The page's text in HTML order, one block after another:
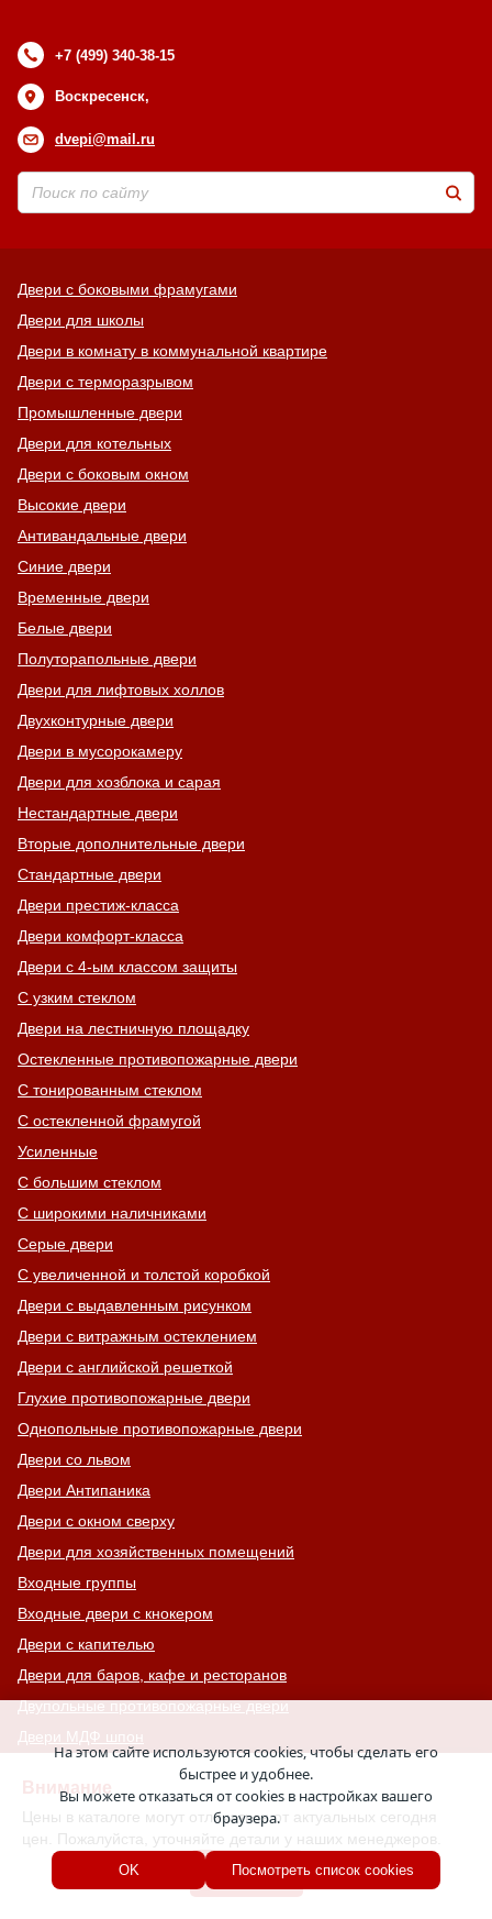
Внимание
Цены в каталоге могут отличаться от актуальных сегодня
цен. Пожалуйста, уточняйте детали у наших менеджеров.
Хорошо
+7 (499) 340-38-15
Воскресенск,
dvepi@mail.ru
Двери с боковыми фрамугами
Двери для школы
Двери в комнату в коммунальной квартире
Двери с терморазрывом
Промышленные двери
Двери для котельных
Двери с боковым окном
Высокие двери
Антивандальные двери
Синие двери
Временные двери
Белые двери
Полуторапольные двери
Двери для лифтовых холлов
Двухконтурные двери
Двери в мусорокамеру
Двери для хозблока и сарая
Нестандартные двери
Вторые дополнительные двери
Стандартные двери
Двери престиж-класса
Двери комфорт-класса
Двери с 4-ым классом защиты
С узким стеклом
Двери на лестничную площадку
Остекленные противопожарные двери
С тонированным стеклом
С остекленной фрамугой
Усиленные
С большим стеклом
С широкими наличниками
Серые двери
С увеличенной и толстой коробкой
Двери с выдавленным рисунком
Двери с витражным остеклением
Двери с английской решеткой
Глухие противопожарные двери
Однопольные противопожарные двери
Двери со львом
Двери Антипаника
Двери с окном сверху
Двери для хозяйственных помещений
Входные группы
Входные двери с кнокером
Двери с капителью
Двери для баров, кафе и ресторанов
Двупольные противопожарные двери
Двери МДФ шпон
Двери с шумоизоляцией
Противопожарные ворота с калиткой
Двери на террасу
Глухие противопожарные люки
На этом сайте используются cookies, чтобы сделать его
быстрее и удобнее.
Вы можете отказаться от cookies в настройках вашего
браузера.
OK Посмотреть список cookies